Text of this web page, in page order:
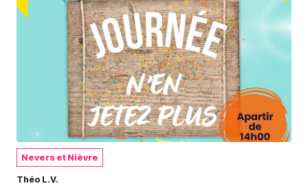
Nevers et Nièvre
Théo L.V.